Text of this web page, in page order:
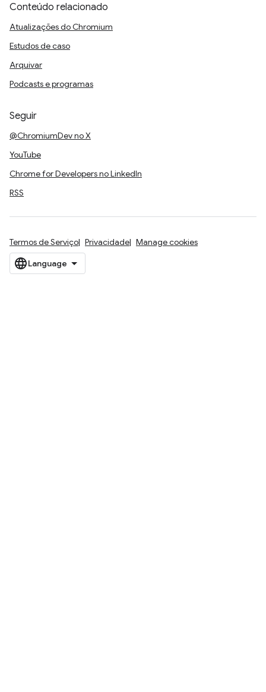
Conteúdo relacionado
Atualizações do Chromium
Estudos de caso
Arquivar
Podcasts e programas
Seguir
@ChromiumDev no X
YouTube
Chrome for Developers no LinkedIn
RSS
Termos de Serviço Privacidade Manage cookies